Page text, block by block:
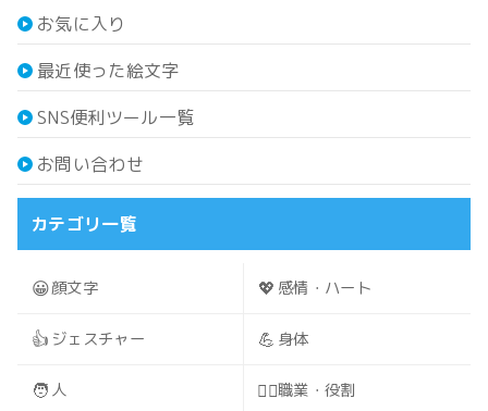
お気に入り
最近使った絵文字
SNS便利ツール一覧
お問い合わせ
カテゴリ一覧
😀顔文字 💖 感情・ハート
👍 ジェスチャー 💪 身体
🧑 人 🧑‍⚕️職業・役割